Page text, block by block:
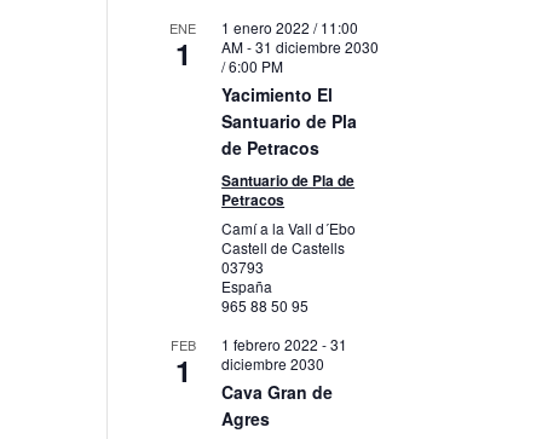
ENE
1
1 enero 2022 / 11:00
AM-31 diciembre 2030
/ 6:00 PM
Yacimiento El
Santuario de Pla
de Petracos
Santuario de Pla de
Petracos
Camí a la Vall d´Ebo
Castell de Castells
03793
España
965 88 50 95
FEB
1
1 febrero 2022 -31
diciembre 2030
Cava Gran de
Agres